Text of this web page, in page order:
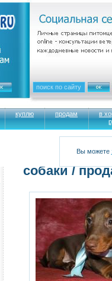
куплю продам
в
Вы можете
cобаки /